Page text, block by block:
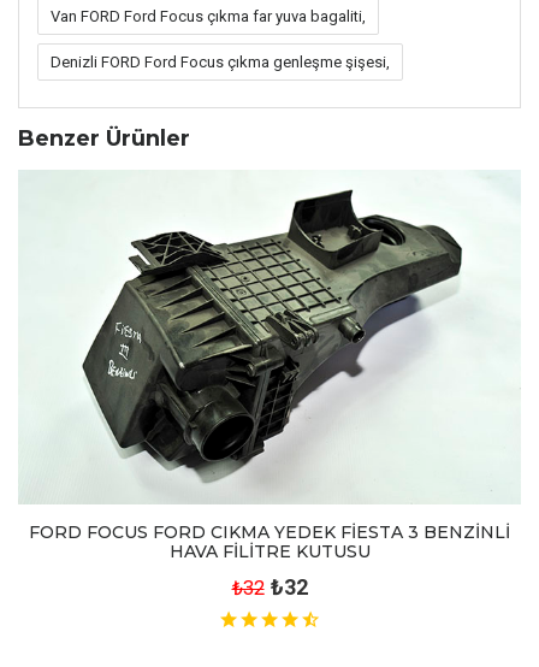
Van FORD Ford Focus çıkma far yuva bagaliti,
Denizli FORD Ford Focus çıkma genleşme şişesi,
Benzer Ürünler
FORD FOCUS FORD CIKMA YEDEK FİESTA 3 BENZİNLİ
HAVA FİLİTRE KUTUSU
₺32 ₺32